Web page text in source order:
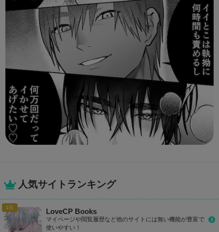
人気サイトランキング
LoveCP Books
マイページや閲覧履歴など他のサイトには無い機能が豊富で
使いやすい！